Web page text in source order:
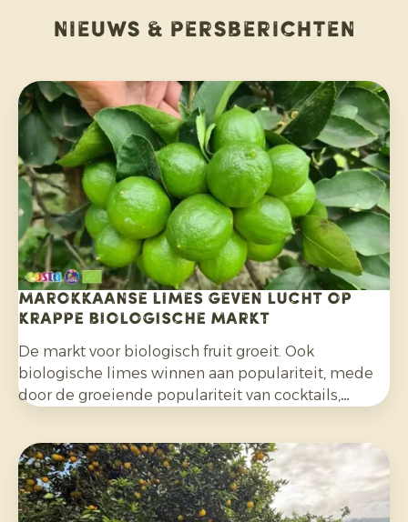
Nieuws & persberichten
Marokkaanse limes geven lucht op
krappe biologische markt
De markt voor biologisch fruit groeit. Ook
biologische limes winnen aan populariteit, mede
door de groeiende populariteit van cocktails,
bredere gebruik in salades, curries en andere
gerechten. Daarnaast kiezen consumenten
bewuster voor citrusfruit dat zonder synthetische
pesticiden is geteeld en na de oogst niet met